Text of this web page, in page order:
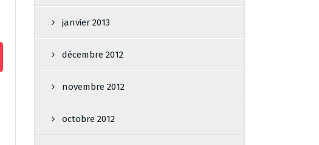
janvier 2013
décembre 2012
novembre 2012
octobre 2012